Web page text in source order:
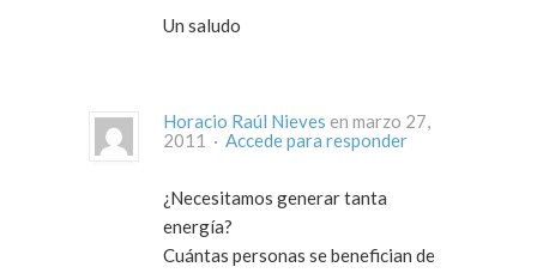
Un saludo
Horacio Raúl Nieves en marzo 27,
2011 · Accede para responder
¿Necesitamos generar tanta
energía?
Cuántas personas se benefician de